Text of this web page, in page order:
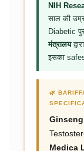
NIH
साल की
Diabetic
मंत्रालय
इसका
🌿
Medica